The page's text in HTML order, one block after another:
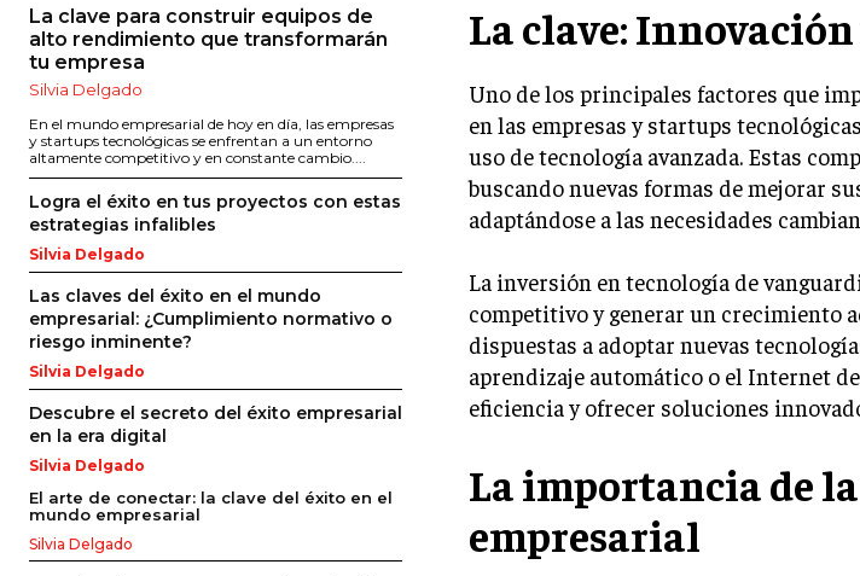
La clave para construir equipos de
alto rendimiento que transformarán
tu empresa
Silvia Delgado
En el mundo empresarial de hoy en día, las empresas
y startups tecnológicas se enfrentan a un entorno
altamente competitivo y en constante cambio....
Logra el éxito en tus proyectos con estas
estrategias infalibles
Silvia Delgado
Las claves del éxito en el mundo
empresarial: ¿Cumplimiento normativo o
riesgo inminente?
Silvia Delgado
Descubre el secreto del éxito empresarial
en la era digital
Silvia Delgado
El arte de conectar: la clave del éxito en el
mundo empresarial
Silvia Delgado
La clave:
Uno de los principales factores que
en las empresas y startups
uso de tecnología avanzada. Estas
buscando nuevas formas de mejorar
adaptándose a las necesidades
La inversión en tecnología de
competitivo y generar un crecimiento
dispuestas a adoptar nuevas
aprendizaje automático o el Internet
eficiencia y ofrecer soluciones
La importancia de
empresarial